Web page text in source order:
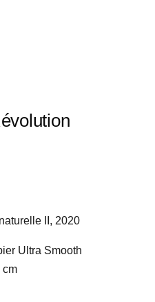
II, 2020
Ultra Smooth
cm